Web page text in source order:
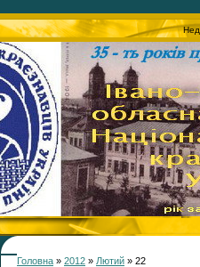
Головна » 2012 » Лютий » 22